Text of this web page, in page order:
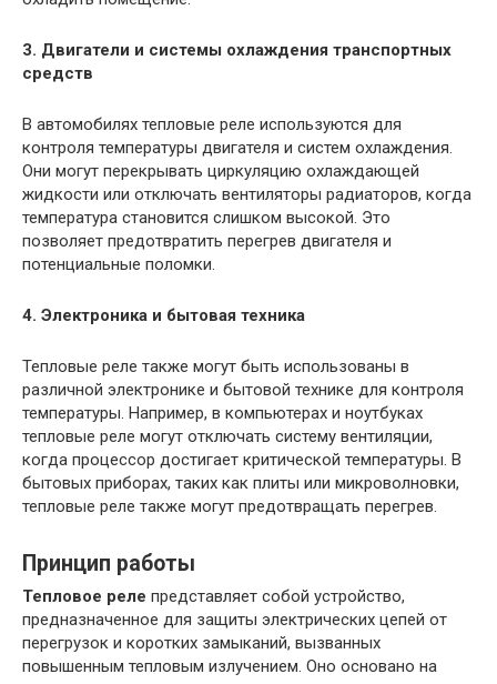
3. Двигатели и системы охлаждения транспортных
средств
В автомобилях тепловые реле используются для
контроля температуры двигателя и систем охлаждения.
Они могут перекрывать циркуляцию охлаждающей
жидкости или отключать вентиляторы радиаторов, когда
температура становится слишком высокой. Это
позволяет предотвратить перегрев двигателя и
потенциальные поломки.
4. Электроника и бытовая техника
Тепловые реле также могут быть использованы в
различной электронике и бытовой технике для контроля
температуры. Например, в компьютерах и ноутбуках
тепловые реле могут отключать систему вентиляции,
когда процессор достигает критической температуры. В
бытовых приборах, таких как плиты или микроволновки,
тепловые реле также могут предотвращать перегрев.
Принцип работы
Тепловое реле представляет собой устройство,
предназначенное для защиты электрических цепей от
перегрузок и коротких замыканий, вызванных
повышенным тепловым излучением. Оно основано на